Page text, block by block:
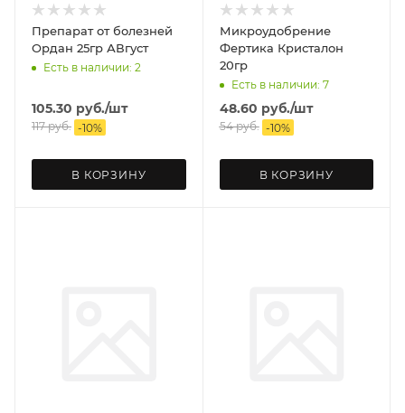
Препарат от болезней
Ордан 25гр АВгуст
Есть в наличии: 2
105.30 руб./шт
117руб. -10%
В КОРЗИНУ
Микроудобрение
Фертика Кристалон
20гр
Есть в наличии: 7
48.60 руб./шт
54руб. -10%
В КОРЗИНУ